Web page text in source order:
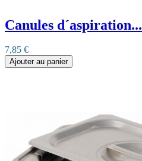
Canules d´aspiration...
7,85 €
Ajouter au panier